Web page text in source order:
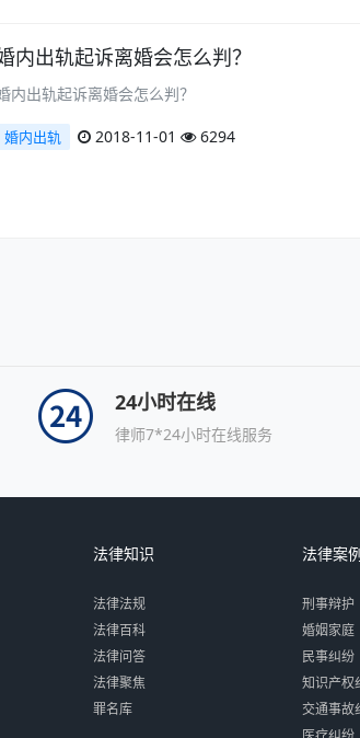
内出轨起诉离婚会怎么判？
内出轨起诉离婚会怎么判？
婚内出轨 2018-11-01 6294
24小时在线
律师7*24小时在线服务
法律知识
法律法规
法律百科
法律问答
法律聚焦
罪名库
法律案
刑事辩护
婚姻家庭
民事纠纷
知识产权
交通事故